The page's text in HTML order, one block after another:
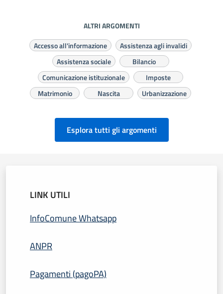
ALTRI ARGOMENTI
Accesso all'informazione
Assistenza agli invalidi
Assistenza sociale
Bilancio
Comunicazione istituzionale
Imposte
Matrimonio
Nascita Urbanizzazione
Esplora tutti gli argomenti
LINK UTILI
InfoComune Whatsapp
ANPR
Pagamenti (pagoPA)